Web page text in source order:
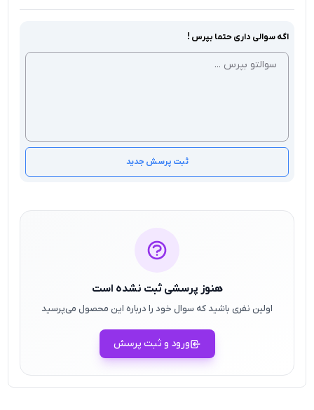
اگه سوالی داری حتما بپرس !
ثبت پرسش جدید
هنوز پرسشی ثبت نشده است
اولین نفری باشید که سوال خود را درباره این محصول می‌پرسید
ورود و ثبت پرسش